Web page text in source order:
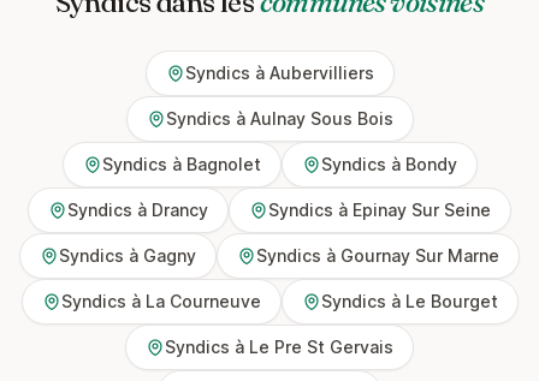
Syndics à Aubervilliers
Syndics à Aulnay Sous Bois
Syndics à Bagnolet Syndics à Bondy
Syndics à Drancy Syndics à Epinay Sur Seine
Syndics à Gagny Syndics à Gournay Sur Marne
Syndics à La Courneuve Syndics à Le Bourget
Syndics à Le Pre St Gervais